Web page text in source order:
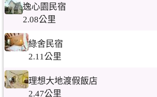
逸心園民宿
2.08公里
綠舍民宿
2.11公里
理想大地渡假飯店
2.47公里